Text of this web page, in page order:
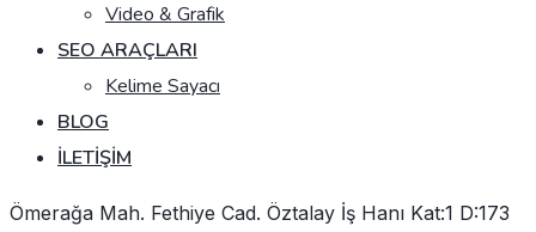
Video & Grafik
SEO ARAÇLARI
Kelime Sayacı
BLOG
İLETIŞIM
Ömerağa Mah. Fethiye Cad. Öztalay İş Hanı Kat:1 D:173